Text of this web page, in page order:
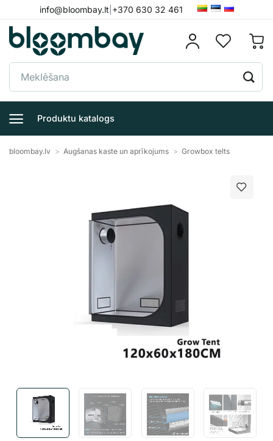
to
content
info@bloombay.lt +370 630 32 461
Meklēt:
Produktu katalogs
bloombay.lv > Augšanas kaste un aprīkojums > Growbox telts